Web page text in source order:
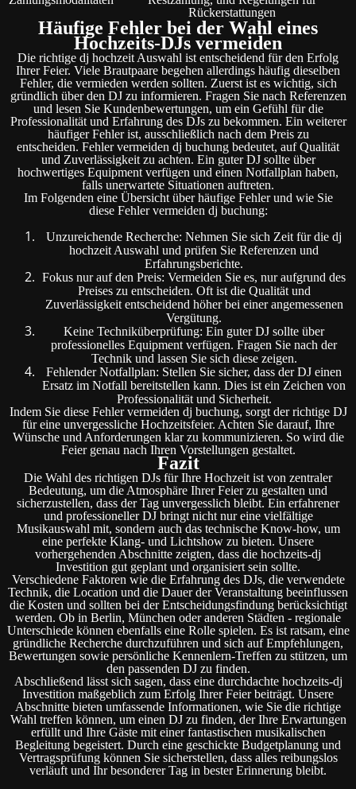
Rückerstattungen
Häufige Fehler bei der Wahl eines
Hochzeits-DJs vermeiden
Die richtige dj hochzeit Auswahl ist entscheidend für den Erfolg
Ihrer Feier. Viele Brautpaare begehen allerdings häufig dieselben
Fehler, die vermieden werden sollten. Zuerst ist es wichtig, sich
gründlich über den DJ zu informieren. Fragen Sie nach Referenzen
und lesen Sie Kundenbewertungen, um ein Gefühl für die
Professionalität und Erfahrung des DJs zu bekommen. Ein weiterer
häufiger Fehler ist, ausschließlich nach dem Preis zu
entscheiden. Fehler vermeiden dj buchung bedeutet, auf Qualität
und Zuverlässigkeit zu achten. Ein guter DJ sollte über
hochwertiges Equipment verfügen und einen Notfallplan haben,
falls unerwartete Situationen auftreten.
Im Folgenden eine Übersicht über häufige Fehler und wie Sie
diese Fehler vermeiden dj buchung:
Unzureichende Recherche: Nehmen Sie sich Zeit für die dj
hochzeit Auswahl und prüfen Sie Referenzen und
Erfahrungsberichte.
Fokus nur auf den Preis: Vermeiden Sie es, nur aufgrund des
Preises zu entscheiden. Oft ist die Qualität und
Zuverlässigkeit entscheidend höher bei einer angemessenen
Vergütung.
Keine Techniküberprüfung: Ein guter DJ sollte über
professionelles Equipment verfügen. Fragen Sie nach der
Technik und lassen Sie sich diese zeigen.
Fehlender Notfallplan: Stellen Sie sicher, dass der DJ einen
Ersatz im Notfall bereitstellen kann. Dies ist ein Zeichen von
Professionalität und Sicherheit.
Indem Sie diese Fehler vermeiden dj buchung, sorgt der richtige DJ
für eine unvergessliche Hochzeitsfeier. Achten Sie darauf, Ihre
Wünsche und Anforderungen klar zu kommunizieren. So wird die
Feier genau nach Ihren Vorstellungen gestaltet.
Fazit
Die Wahl des richtigen DJs für Ihre Hochzeit ist von zentraler
Bedeutung, um die Atmosphäre Ihrer Feier zu gestalten und
sicherzustellen, dass der Tag unvergesslich bleibt. Ein erfahrener
und professioneller DJ bringt nicht nur eine vielfältige
Musikauswahl mit, sondern auch das technische Know-how, um
eine perfekte Klang- und Lichtshow zu bieten. Unsere
vorhergehenden Abschnitte zeigten, dass die hochzeits-dj
Investition gut geplant und organisiert sein sollte.
Verschiedene Faktoren wie die Erfahrung des DJs, die verwendete
Technik, die Location und die Dauer der Veranstaltung beeinflussen
die Kosten und sollten bei der Entscheidungsfindung berücksichtigt
werden. Ob in Berlin, München oder anderen Städten - regionale
Unterschiede können ebenfalls eine Rolle spielen. Es ist ratsam, eine
gründliche Recherche durchzuführen und sich auf Empfehlungen,
Bewertungen sowie persönliche Kennenlern-Treffen zu stützen, um
den passenden DJ zu finden.
Abschließend lässt sich sagen, dass eine durchdachte hochzeits-dj
Investition maßgeblich zum Erfolg Ihrer Feier beiträgt. Unsere
Abschnitte bieten umfassende Informationen, wie Sie die richtige
Wahl treffen können, um einen DJ zu finden, der Ihre Erwartungen
erfüllt und Ihre Gäste mit einer fantastischen musikalischen
Begleitung begeistert. Durch eine geschickte Budgetplanung und
Vertragsprüfung können Sie sicherstellen, dass alles reibungslos
verläuft und Ihr besonderer Tag in bester Erinnerung bleibt.